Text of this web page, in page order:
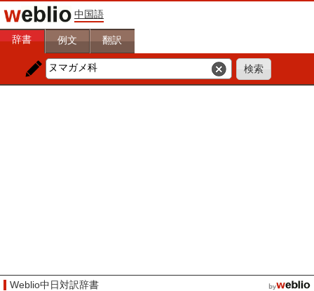
中国語
辞書 例文 翻訳
Weblio中日対訳辞書